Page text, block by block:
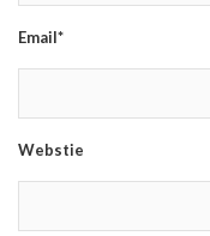
Email*
Webstie